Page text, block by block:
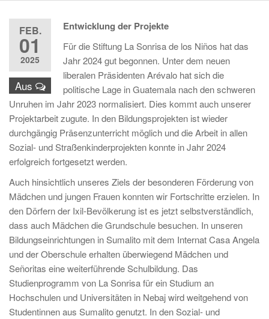
FEB.
01
2025
Aus
Entwicklung der Projekte
Für die Stiftung La Sonrisa de los Niños hat das
Jahr 2024 gut begonnen. Unter dem neuen
liberalen Präsidenten Arévalo hat sich die
politische Lage in Guatemala nach den schweren
Unruhen im Jahr 2023 normalisiert. Dies kommt auch unserer
Projektarbeit zugute. In den Bildungsprojekten ist wieder
durchgängig Präsenzunterricht möglich und die Arbeit in allen
Sozial- und Straßenkinderprojekten konnte in Jahr 2024
erfolgreich fortgesetzt werden.
Auch hinsichtlich unseres Ziels der besonderen Förderung von
Mädchen und jungen Frauen konnten wir Fortschritte erzielen. In
den Dörfern der Ixil-Bevölkerung ist es jetzt selbstverständlich,
dass auch Mädchen die Grundschule besuchen. In unseren
Bildungseinrichtungen in Sumalito mit dem Internat Casa Angela
und der Oberschule erhalten überwiegend Mädchen und
Señoritas eine weiterführende Schulbildung. Das
Studienprogramm von La Sonrisa für ein Studium an
Hochschulen und Universitäten in Nebaj wird weitgehend von
Studentinnen aus Sumalito genutzt. In den Sozial- und